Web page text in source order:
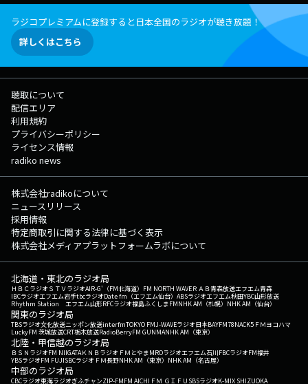
ラジコプレミアムに登録すると日本全国のラジオが聴き放題！
詳しくはこちら
聴取について
配信エリア
利用規約
プライバシーポリシー
ライセンス情報
radiko news
株式会社radikoについて
ニュースリリース
採用情報
特定商取引に関する法律に基づく表示
株式会社メディアプラットフォームラボについて
北海道・東北のラジオ局
ＨＢＣラジオＳＴＶラジオAIR-G'（FM北海道） FM NORTH WAVEＲＡＢ青森放送エフエム青森
IBCラジオエフエム岩手tbcラジオDate fm（エフエム仙台） ABSラジオエフエム秋田YBC山形放送
Rhythm Station エフエム山形RFCラジオ福島ふくしまFMNHK AM（札幌） NHK AM（仙台）
関東のラジオ局
TBSラジオ文化放送ニッポン放送interfmTOKYO FMJ-WAVEラジオ日本BAYFM78NACK5 ＦＭヨコハマ
LuckyFM 茨城放送CRT栃木放送RadioBerryFM GUNMANHK AM（東京）
北陸・甲信越のラジオ局
ＢＳＮラジオFM NIIGATAＫＮＢラジオ ＦＭとやまMROラジオエフエム石川FBCラジオFM福井
YBSラジオFM FUJISBCラジオ ＦＭ長野NHK AM（東京） NHK AM（名古屋）
中部のラジオ局
CBCラジオ東海ラジオぎふチャンZIP-FMFM AICHI ＦＭ ＧＩＦＵ SBSラジオK-MIX SHIZUOKA